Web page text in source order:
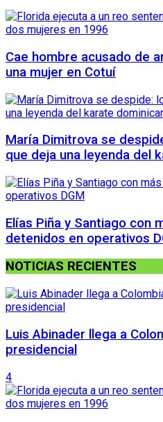
Cae hombre acusado de
una mujer en Cotuí
María Dimitrova se
que deja una leyenda del
Elías Piña y Santiago con
detenidos en operativos
NOTICIAS RECIENTES
Luis Abinader llega a
presidencial
4